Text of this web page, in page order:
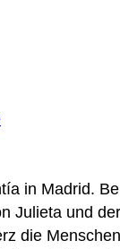
in Madrid.
Julieta und
die